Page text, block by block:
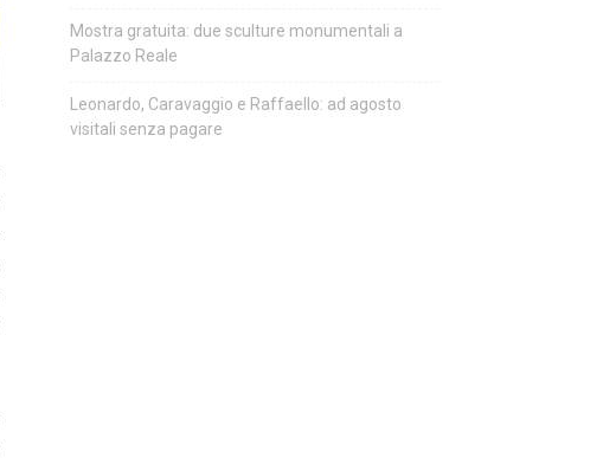
Mostra gratuita: due sculture monumentali a
Palazzo Reale
Leonardo, Caravaggio e Raffaello: ad agosto
visitali senza pagare